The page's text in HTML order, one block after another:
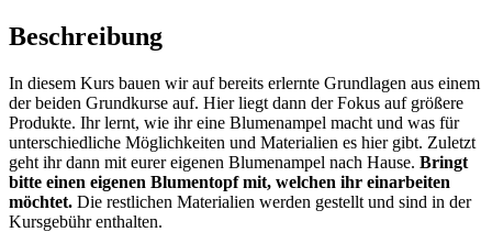
Beschreibung
In diesem Kurs bauen wir auf bereits erlernte Grundlagen aus einem
der beiden Grundkurse auf. Hier liegt dann der Fokus auf größere
Produkte. Ihr lernt, wie ihr eine Blumenampel macht und was für
unterschiedliche Möglichkeiten und Materialien es hier gibt. Zuletzt
geht ihr dann mit eurer eigenen Blumenampel nach Hause. Bringt
bitte einen eigenen Blumentopf mit, welchen ihr einarbeiten
möchtet. Die restlichen Materialien werden gestellt und sind in der
Kursgebühr enthalten.